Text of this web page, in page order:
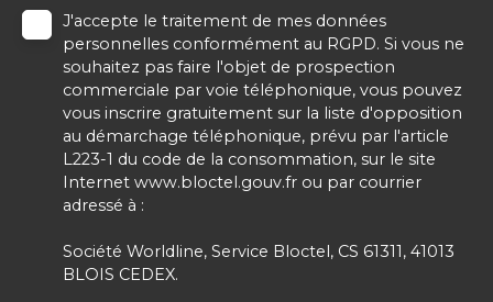
J'accepte le traitement de mes données
personnelles conformément au RGPD. Si vous ne
souhaitez pas faire l'objet de prospection
commerciale par voie téléphonique, vous pouvez
vous inscrire gratuitement sur la liste d'opposition
au démarchage téléphonique, prévu par l'article
L223-1 du code de la consommation, sur le site
Internet www.bloctel.gouv.fr ou par courrier
adressé à :
Société Worldline, Service Bloctel, CS 61311, 41013
BLOIS CEDEX.